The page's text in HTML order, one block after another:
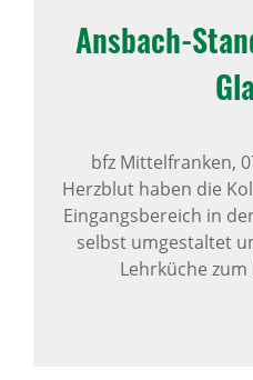
Ansbach-
bfz Mittelfranken,
Herzblut haben die
Eingangsbereich in
selbst umgestaltet
Lehrküche